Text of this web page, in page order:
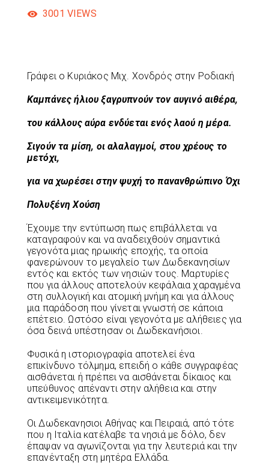
3001 VIEWS
Γράφει ο Κυριάκος Μιχ. Χονδρός στην Ροδιακή
Καμπάνες ήλιου ξαγρυπνούν τον αυγινό αιθέρα,
του κάλλους αύρα ενδύεται ενός λαού η μέρα.
Σιγούν τα μίση, οι αλαλαγμοί, στου χρέους το
μετόχι,
για να χωρέσει στην ψυχή το πανανθρώπινο Όχι
Πολυξένη Χούση
Έχουμε την εντύπωση πως επιβάλλεται να
καταγραφούν και να αναδειχθούν σημαντικά
γεγονότα μιας ηρωικής εποχής, τα οποία
φανερώνουν το μεγαλείο των Δωδεκανησίων
εντός και εκτός των νησιών τους. Μαρτυρίες
που για άλλους αποτελούν κεφάλαια χαραγμένα
στη συλλογική και ατομική μνήμη και για άλλους
μια παράδοση που γίνεται γνωστή σε κάποια
επέτειο. Ωστόσο είναι γεγονότα με αλήθειες για
όσα δεινά υπέστησαν οι Δωδεκανήσιοι.
Φυσικά η ιστοριογραφία αποτελεί ένα
επικίνδυνο τόλμημα, επειδή ο κάθε συγγραφέας
αισθάνεται ή πρέπει να αισθάνεται δίκαιος και
υπεύθυνος απέναντι στην αλήθεια και στην
αντικειμενικότητα.
Οι Δωδεκανησιοι Αθήνας και Πειραιά, από τότε
που η Ιταλία κατέλαβε τα νησιά με δόλο, δεν
έπαψαν να αγωνίζονται για την λευτεριά και την
επανένταξη στη μητέρα Ελλάδα.